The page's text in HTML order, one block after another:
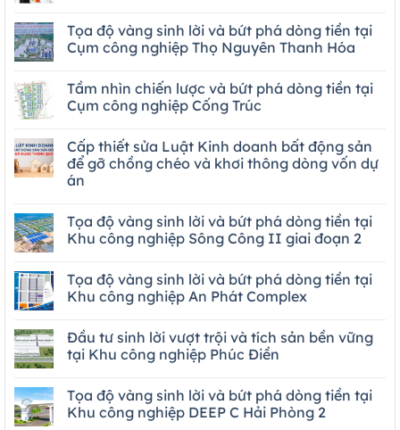
Tọa độ vàng sinh lời và bứt phá dòng tiền tại
Cụm công nghiệp Thọ Nguyên Thanh Hóa
Tầm nhìn chiến lược và bứt phá dòng tiền tại
Cụm công nghiệp Cống Trúc
Cấp thiết sửa Luật Kinh doanh bất động sản
để gỡ chồng chéo và khơi thông dòng vốn dự
án
Tọa độ vàng sinh lời và bứt phá dòng tiền tại
Khu công nghiệp Sông Công II giai đoạn 2
Tọa độ vàng sinh lời và bứt phá dòng tiền tại
Khu công nghiệp An Phát Complex
Đầu tư sinh lời vượt trội và tích sản bền vững
tại Khu công nghiệp Phúc Điền
Tọa độ vàng sinh lời và bứt phá dòng tiền tại
Khu công nghiệp DEEP C Hải Phòng 2